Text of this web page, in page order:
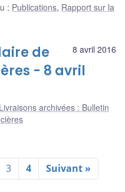
: Publications, Rapport sur la
8 avril 2016
de
- 8 avril
Livraisons archivées : Bulletin
3 4 Suivant »